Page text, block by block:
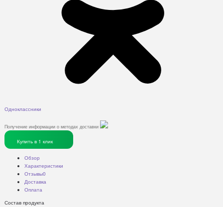
Одноклассники
Получение информации о методах доставки
Купить в 1 клик
Обзор
Характеристики
Отзывы0
Доставка
Оплата
Состав продукта